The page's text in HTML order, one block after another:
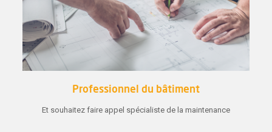
Professionnel du bâtiment
Et souhaitez faire appel spécialiste de la maintenance